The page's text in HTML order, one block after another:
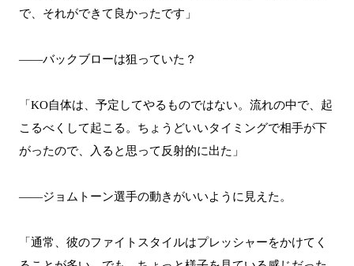
で、それができて良かったです」
――バックブローは狙っていた？
「KO自体は、予定してやるものではない。流れの中で、起
こるべくして起こる。ちょうどいいタイミングで相手が下
がったので、入ると思って反射的に出た」
――ジョムトーン選手の動きがいいように見えた。
「通常、彼のファイトスタイルはプレッシャーをかけてく